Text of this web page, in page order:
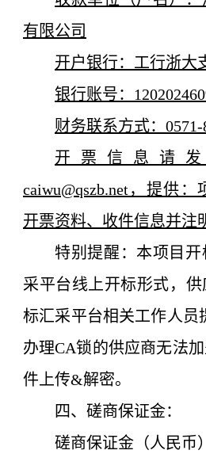
有限公司
开户银行：工行浙大
银行账号：
财务联系方式：0571-
开票信息请
caiwu@qszb.net，提供：
开票资料、收件信息并注
特别提醒：本项目开
采平台线上开标形式，
标汇采平台相关工作人员
办理CA锁的供应商无法
件上传&解密。
四、磋商保证金：
磋商保证金（人民币